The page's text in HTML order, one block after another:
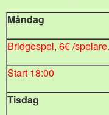
Måndag
Bridgespel, 6€ /
Start 18:00
Tisdag